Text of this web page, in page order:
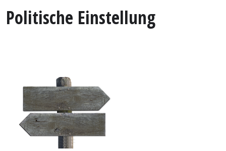
Politische Einstellung